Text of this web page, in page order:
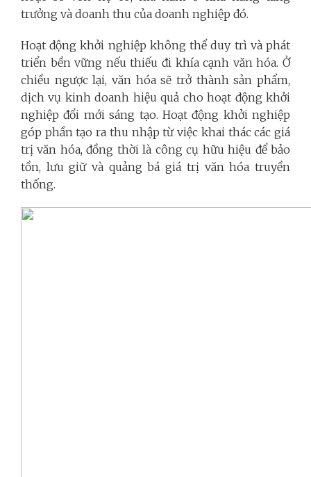
trưởng và doanh thu của doanh nghiệp đó.
Hoạt động khởi nghiệp không thể duy trì và phát
triển bền vững nếu thiếu đi khía cạnh văn hóa. Ở
chiều ngược lại, văn hóa sẽ trở thành sản phẩm,
dịch vụ kinh doanh hiệu quả cho hoạt động khởi
nghiệp đổi mới sáng tạo. Hoạt động khởi nghiệp
góp phần tạo ra thu nhập từ việc khai thác các giá
trị văn hóa, đồng thời là công cụ hữu hiệu để bảo
tồn, lưu giữ và quảng bá giá trị văn hóa truyền
thống.